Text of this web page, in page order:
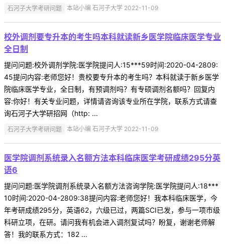
石河子大学考研问题 本站小编 石河子大学 2022-11-09
校外调剂要专升本的考生吗本科就读新乡医学院临床医学专业
全日制
提问问题:校外调剂学院:医学院提问人:15***59时间:2020-04-2809:
45提问内容:老师您好！贵校要专升本的考生吗？本科就读于新乡医学
院临床医学专业，全日制，有预调剂吗？有专硕调剂名额吗？回复内
容:你好！有关专业问题，详情请咨询该专业所在学院，联系方式请查
询石河子大学研招网（http: ...
石河子大学考研问题 本站小编 石河子大学 2022-11-09
医学院调剂系统录入名额方法本科临床医学考研成绩295分英
语6
提问问题:医学院调剂系统录入名额方法咨询学院:医学院提问人:18***
10时间:2020-04-2809:38提问内容:老师您好！我本科临床医学，今
年考研成绩295分，英语62，六级已过，两篇SCI已发，参与一项市级
科研立项，在研。请问我有机会进入调剂复试吗？盼复，谢谢老师解
答！我的联系方式：182 ...